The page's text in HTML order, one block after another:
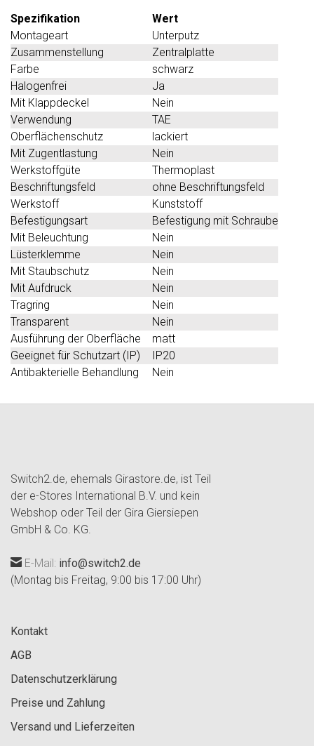
Spezifikation
Wert
Montageart
Unterputz
Zusammenstellung
Zentralplatte
Farbe
schwarz
Halogenfrei
Ja
Mit Klappdeckel
Nein
Verwendung
TAE
Oberflächenschutz
lackiert
Mit Zugentlastung
Nein
Werkstoffgüte
Thermoplast
Beschriftungsfeld
ohne Beschriftungsfeld
Werkstoff
Kunststoff
Befestigungsart
Befestigung mit Schraube
Mit Beleuchtung
Nein
Lüsterklemme
Nein
Mit Staubschutz
Nein
Mit Aufdruck
Nein
Tragring
Nein
Transparent
Nein
Ausführung der Oberfläche
matt
Geeignet für Schutzart (IP)
IP20
Antibakterielle Behandlung
Nein
Switch2.de, ehemals Girastore.de, ist Teil
der e-Stores International B.V. und kein
Webshop oder Teil der Gira Giersiepen
GmbH & Co. KG.
E-Mail: info@switch2.de
(Montag bis Freitag, 9:00 bis 17:00 Uhr)
Kontakt
AGB
Datenschutzerklärung
Preise und Zahlung
Versand und Lieferzeiten